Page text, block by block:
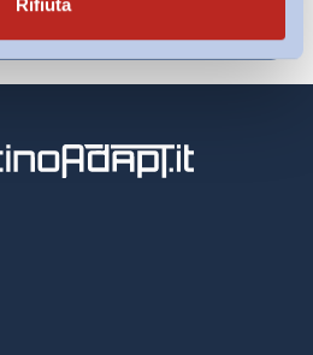
Rifiuta